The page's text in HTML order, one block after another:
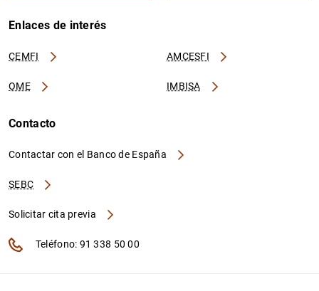
Enlaces de interés
CEMFI AMCESFI
OME IMBISA
Contacto
Contactar con el Banco de España
SEBC
Solicitar cita previa
Teléfono: 91 338 50 00